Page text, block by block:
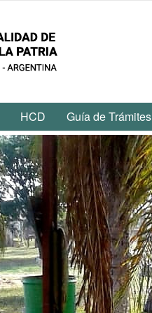
HCD Guía de Trámites